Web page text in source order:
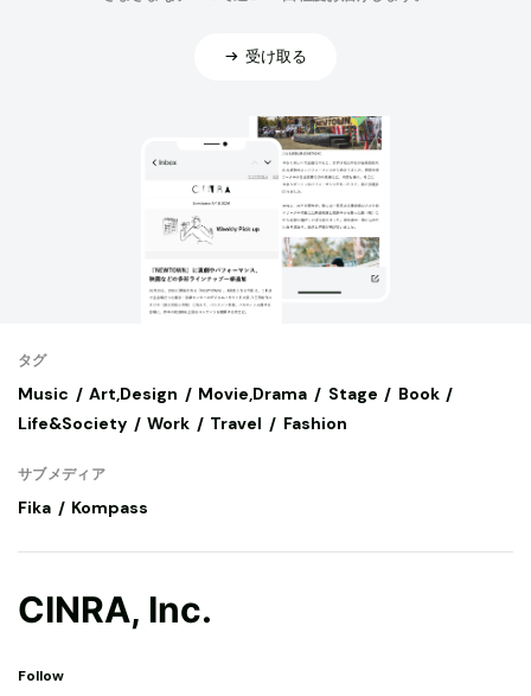
受け取る
タグ
Music Art,Design Movie,Drama Stage
Book
Life&Society
Work Travel Fashion
サブメディア
Fika Kompass
CINRA, Inc.
Follow